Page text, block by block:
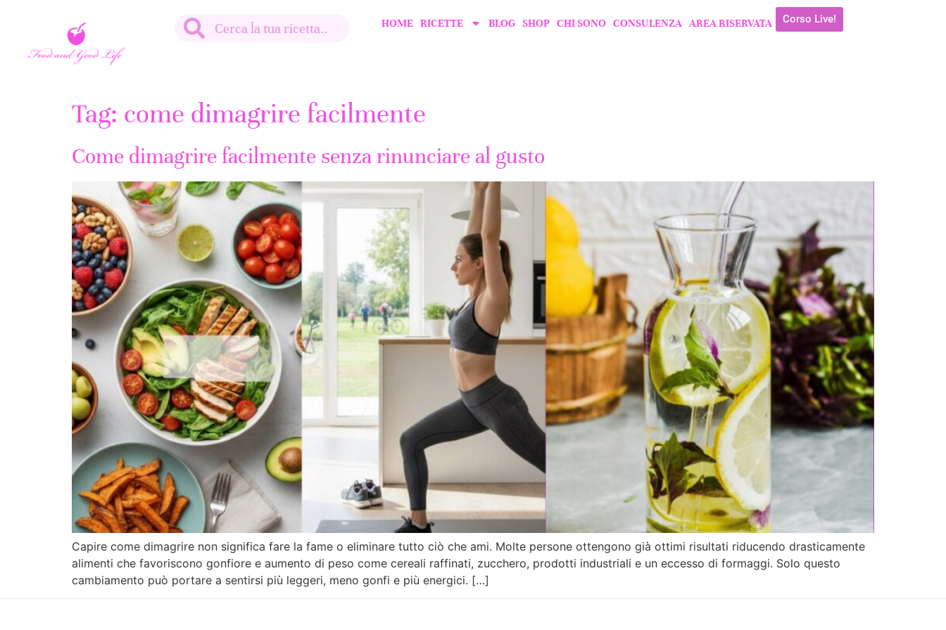
HOME RICETTE BLOG SHOP CHI SONO CONSULENZA AREA RISERVATA Corso Live!
Tag: come dimagrire facilmente
Come dimagrire facilmente senza rinunciare al gusto
Capire come dimagrire non significa fare la fame o eliminare tutto ciò che ami. Molte persone ottengono già ottimi risultati riducendo drasticamente
alimenti che favoriscono gonfiore e aumento di peso come cereali raffinati, zucchero, prodotti industriali e un eccesso di formaggi. Solo questo
cambiamento può portare a sentirsi più leggeri, meno gonfi e più energici. […]